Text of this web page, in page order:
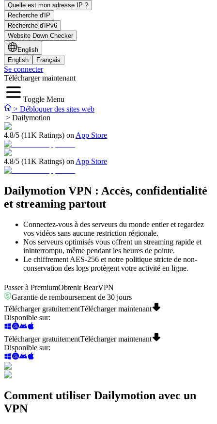
Quelle est mon adresse IP ?
Recherche d'IP
Recherche d'IPv6
Website Down Checker
English
English
Français
Se connecter
Télécharger maintenant
Toggle Menu
> Débloquer des sites web
> Dailymotion
4.8/5 (11K Ratings) on App Store
4.8/5 (11K Ratings) on App Store
Dailymotion VPN : Accès, confidentialité
et streaming partout
Connectez-vous à des serveurs du monde entier et regardez
vos vidéos sans aucune restriction régionale.
Nos serveurs optimisés vous offrent un streaming rapide et
ininterrompu, même pendant les heures de pointe.
Le chiffrement AES-256 et notre politique stricte de non-
conservation des logs protègent votre activité en ligne.
Passer à PremiumObtenir BearVPN
Garantie de remboursement de 30 jours
Télécharger gratuitementTélécharger maintenant
Disponible sur:
Télécharger gratuitementTélécharger maintenant
Disponible sur:
Comment utiliser Dailymotion avec un
VPN